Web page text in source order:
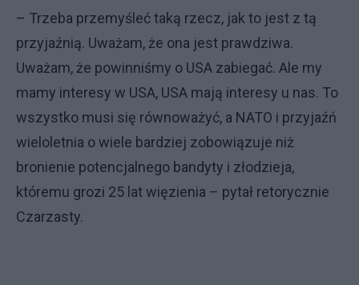
– Trzeba przemyśleć taką rzecz, jak to jest z tą
przyjaźnią. Uważam, że ona jest prawdziwa.
Uważam, że powinniśmy o USA zabiegać. Ale my
mamy interesy w USA, USA mają interesy u nas. To
wszystko musi się równoważyć, a NATO i przyjaźń
wieloletnia o wiele bardziej zobowiązuje niż
bronienie potencjalnego bandyty i złodzieja,
któremu grozi 25 lat więzienia – pytał retorycznie
Czarzasty.